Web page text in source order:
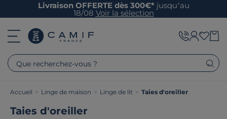
Livraison OFFERTE dès 300€* jusqu’au
18/08 Voir la sélection
Que recherchez-vous ?
Accueil > Linge de maison > Linge de lit > Taies d'oreiller
Taies d'oreiller